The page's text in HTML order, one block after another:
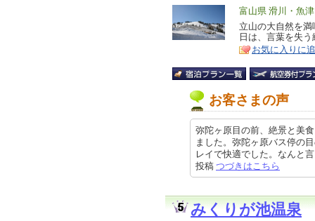
エ
リ
ア
富山県 滑川・魚
特
徴
立山の大自然を
日は、言葉を失
お気に入りに
お客さまの声
弥陀ヶ原目の前、絶景と美
ました。弥陀ヶ原バス停の
レイで快適でした。なんと
投稿 つづきはこちら
みくりが池温泉